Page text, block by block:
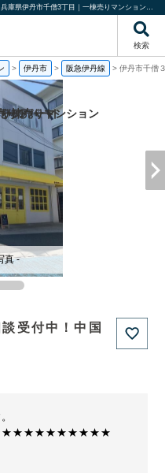
伊丹市千僧３丁目！融資相談受付中！中国語＆EngOK！ 兵庫県伊丹市千僧3丁目｜一棟売りマンション｜投資物件や収益物件｜株式会社リタ不動産
検索
> 伊丹市 > 阪急伊丹線 > 伊丹市千僧
真 -
受付中！中国
りアパート
棟売りマンション
ート
アパート